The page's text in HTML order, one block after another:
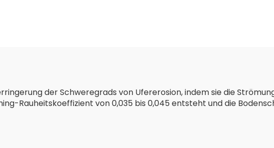
der Schweregrads von Ufererosion, indem sie die
Rauheitskoeffizient von 0,035 bis 0,045 entsteht und die